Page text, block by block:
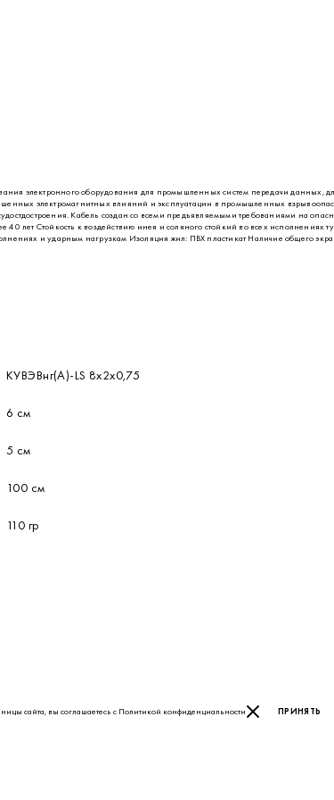
электронного оборудования для промышленных систем передачи данных,
электромагнитных влияний и эксплуатации в промышленных
Кабель создан со всеми предъявляемыми требованиями на
лет Стойкость к воздействию инея и соляного стойкий во всех исполнениях
и ударным нагрузкам Изоляция жил: ПВХ пластикат Наличие общего
КУВЭВнг(А)-LS 8х2х0,75
6 см
5 см
100 см
110 гр
сайта, вы соглашаетесь с Политикой конфиденциальности ПРИНЯТЬ